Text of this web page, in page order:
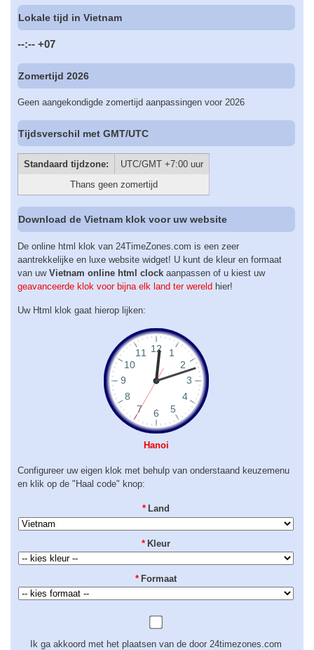
Lokale tijd in Vietnam
--:-- +07
Zomertijd 2026
Geen aangekondigde zomertijd aanpassingen voor 2026
Tijdsverschil met GMT/UTC
Standaard tijdzone:
UTC/GMT +7:00 uur
Thans geen zomertijd
Download de Vietnam klok voor uw website
De online html klok van 24TimeZones.com is een zeer
aantrekkelijke en luxe website widget! U kunt de kleur en formaat
van uw Vietnam online html clock aanpassen of u kiest uw
geavanceerde klok voor bijna elk land ter wereld hier!
Uw Html klok gaat hierop lijken:
Hanoi
Configureer uw eigen klok met behulp van onderstaand keuzemenu
en klik op de "Haal code" knop:
* Land
* Kleur
* Formaat
Ik ga akkoord met het plaatsen van de door 24timezones.com